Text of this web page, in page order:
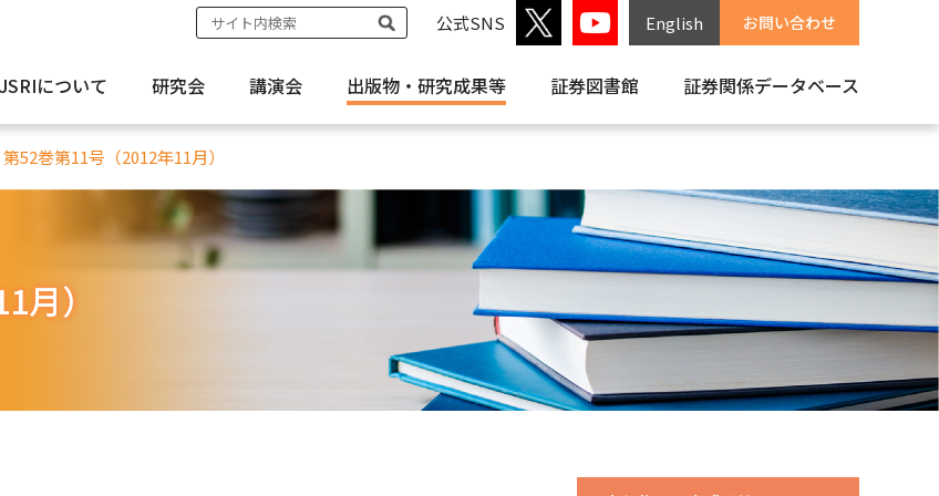
公式SNS English お問い合わせ
JSRIについて 研究会 講演会 出版物・ 研究成果等 証券図書館 証券関係データベース
第52巻第11号（2012年11月）
）